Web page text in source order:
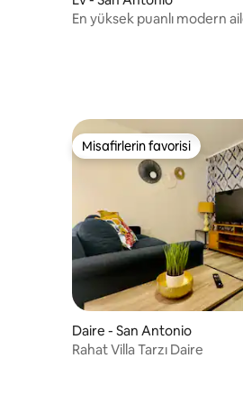
En yüksek puanlı modern
Misafirlerin favorisi
Misafirlerin favorisi
Daire - San Antonio
Rahat Villa Tarzı Daire